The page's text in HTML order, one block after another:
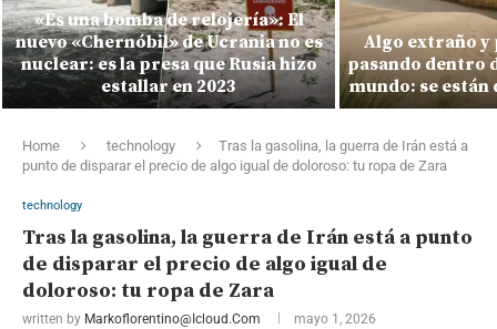
«Es una bomba de relojería»: El
nuevo «Chernóbil» de Ucrania no es
nuclear: es la presa que Rusia hizo
estallar en 2023
Algo extraño y
pasando dentro
mundo: se están
Home technology
Tras la gasolina, la guerra de Irán está a
punto de disparar el precio de algo igual de doloroso: tu ropa de Zara
technology
Tras la gasolina, la guerra de Irán está a punto
de disparar el precio de algo igual de
doloroso: tu ropa de Zara
written by Markoflorentino@icloud.com mayo 1, 2026